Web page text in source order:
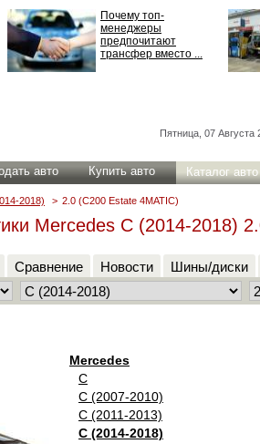
Почему топ-
менеджеры
предпочитают
трансфер вместо ...
Пятница, 07 Августа
авто Купить авто Каталог авто
2018) > 2.0 (C200 Estate 4MATIC)
Mercedes C (2014-2018)
Сравнение Новости Шины/диски
Mercedes
C
C (2007-2010)
C (2011-2013)
C (2014-2018)